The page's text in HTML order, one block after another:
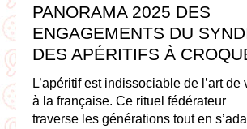
PANORAMA 2025 DES
ENGAGEMENTS DU
DES APÉRITIFS À
L’apéritif est indissociable de l’art de
à la française. Ce rituel fédérateur
traverse les générations tout en